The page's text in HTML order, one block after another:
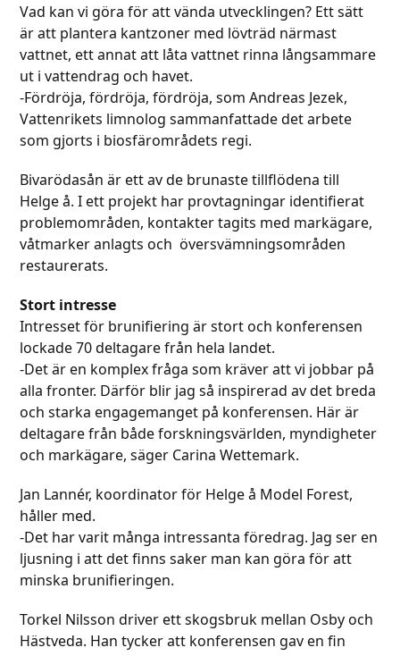
Vad kan vi göra för att vända utvecklingen? Ett sätt
är att plantera kantzoner med lövträd närmast
vattnet, ett annat att låta vattnet rinna långsammare
ut i vattendrag och havet.
-Fördröja, fördröja, fördröja, som Andreas Jezek,
Vattenrikets limnolog sammanfattade det arbete
som gjorts i biosfärområdets regi.
Bivarödasån är ett av de brunaste tillflödena till
Helge å. I ett projekt har provtagningar identifierat
problemområden, kontakter tagits med markägare,
våtmarker anlagts och översvämningsområden
restaurerats.
Stort intresse
Intresset för brunifiering är stort och konferensen
lockade 70 deltagare från hela landet.
-Det är en komplex fråga som kräver att vi jobbar på
alla fronter. Därför blir jag så inspirerad av det breda
och starka engagemanget på konferensen. Här är
deltagare från både forskningsvärlden, myndigheter
och markägare, säger Carina Wettemark.
Jan Lannér, koordinator för Helge å Model Forest,
håller med.
-Det har varit många intressanta föredrag. Jag ser en
ljusning i att det finns saker man kan göra för att
minska brunifieringen.
Torkel Nilsson driver ett skogsbruk mellan Osby och
Hästveda. Han tycker att konferensen gav en fin